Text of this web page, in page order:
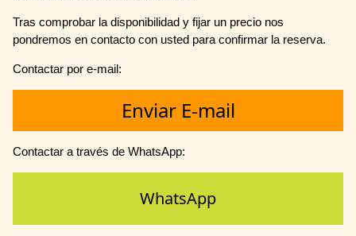
Tras comprobar la disponibilidad y fijar un precio nos
pondremos en contacto con usted para confirmar la reserva.
Contactar por e-mail:
Enviar E-mail
Contactar a través de WhatsApp:
WhatsApp